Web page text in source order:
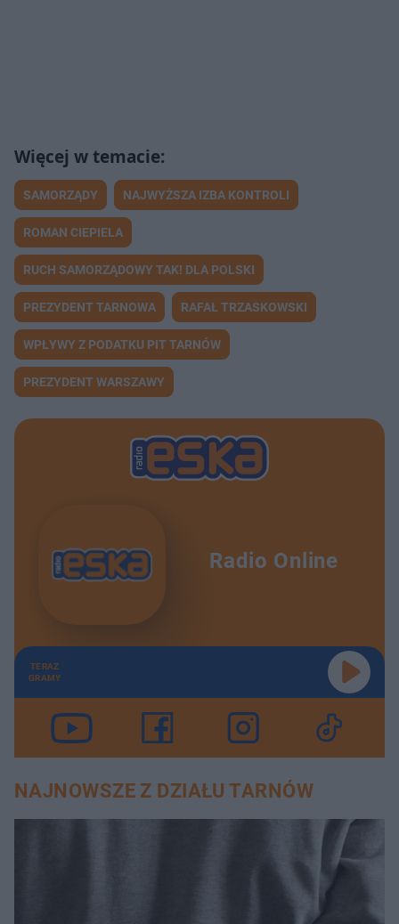
SAMORZĄDY NAJWYŻSZA IZBA KONTROLI
ROMAN CIEPIELA
RUCH SAMORZĄDOWY TAK! DLA POLSKI
PREZYDENT TARNOWA RAFAŁ TRZASKOWSKI
WPŁYWY Z PODATKU PIT TARNÓW
PREZYDENT WARSZAWY
Radio Online
TERAZ
GRAMY
NAJNOWSZE Z DZIAŁU TARNÓW